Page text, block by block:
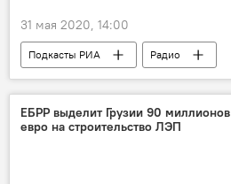
31 мая 2020, 14:00
Подкасты РИА Радио
ЕБРР выделит Грузии 90 миллионов
евро на строительство ЛЭП